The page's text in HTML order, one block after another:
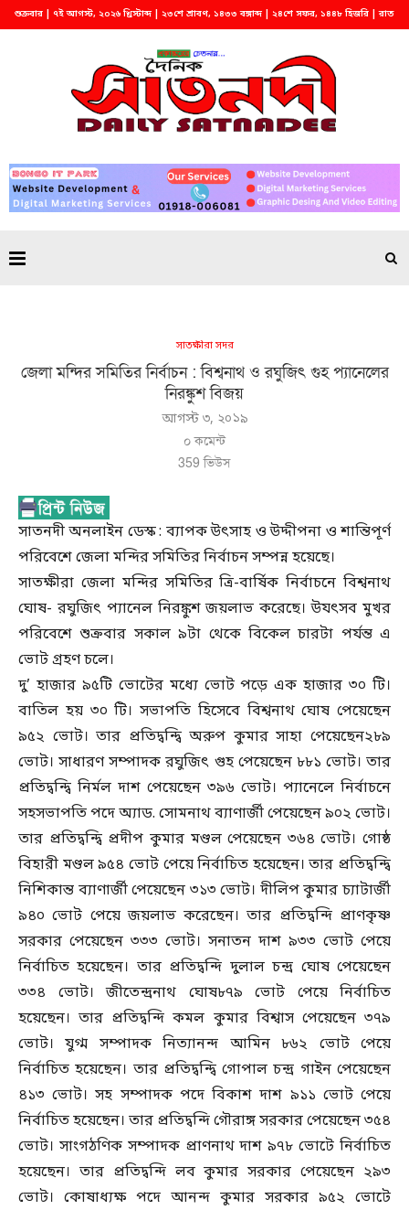
শুক্রবার | ৭ই আগস্ট, ২০২৬ খ্রিস্টাব্দ | ২৩শে শ্রাবণ, ১৪৩৩ বঙ্গাব্দ | ২৪শে সফর, ১৪৪৮ হিজরি | রাত
সাতক্ষীরা সদর
জেলা মন্দির সমিতির নির্বাচন : বিশ্বনাথ ও রঘুজিৎ গুহ প্যানেলের
নিরঙ্কুশ বিজয়
আগস্ট ৩, ২০১৯
০ কমেন্ট
359 ভিউস
সাতনদী অনলাইন ডেস্ক : ব্যাপক উৎসাহ ও উদ্দীপনা ও শান্তিপূর্ণ
পরিবেশে জেলা মন্দির সমিতির নির্বাচন সম্পন্ন হয়েছে।
সাতক্ষীরা জেলা মন্দির সমিতির ত্রি-বার্ষিক নির্বাচনে বিশ্বনাথ
ঘোষ- রঘুজিৎ প্যানেল নিরঙ্কুশ জয়লাভ করেছে। উযৎসব মুখর
পরিবেশে শুক্রবার সকাল ৯টা থেকে বিকেল চারটা পর্যন্ত এ
ভোট গ্রহণ চলে।
দু’ হাজার ৯৫টি ভোটের মধ্যে ভোট পড়ে এক হাজার ৩০ টি।
বাতিল হয় ৩০ টি। সভাপতি হিসেবে বিশ্বনাথ ঘোষ পেয়েছেন
৯৫২ ভোট। তার প্রতিদ্বন্দ্বি অরুপ কুমার সাহা পেয়েছেন২৮৯
ভোট। সাধারণ সম্পাদক রঘুজিৎ গুহ পেয়েছেন ৮৮১ ভোট। তার
প্রতিদ্বন্দ্বি নির্মল দাশ পেয়েছেন ৩৯৬ ভোট। প্যানেলে নির্বাচনে
সহসভাপতি পদে অ্যাড. সোমনাথ ব্যাণার্জী পেয়েছেন ৯০২ ভোট।
তার প্রতিদ্বন্দ্বি প্রদীপ কুমার মণ্ডল পেয়েছেন ৩৬৪ ভোট। গোষ্ঠ
বিহারী মণ্ডল ৯৫৪ ভোট পেয়ে নির্বাচিত হয়েছেন। তার প্রতিদ্বন্দ্বি
নিশিকান্ত ব্যাণার্জী পেয়েছেন ৩১৩ ভোট। দীলিপ কুমার চ্যাটার্জী
৯৪০ ভোট পেয়ে জয়লাভ করেছেন। তার প্রতিদ্বন্দি প্রাণকৃষ্ণ
সরকার পেয়েছেন ৩৩৩ ভোট। সনাতন দাশ ৯৩৩ ভোট পেয়ে
নির্বাচিত হয়েছেন। তার প্রতিদ্বন্দি দুলাল চন্দ্র ঘোষ পেয়েছেন
৩৩৪ ভোট। জীতেন্দ্রনাথ ঘোষ৮৭৯ ভোট পেয়ে নির্বাচিত
হয়েছেন। তার প্রতিদ্বন্দি কমল কুমার বিশ্বাস পেয়েছেন ৩৭৯
ভোট। যুগ্ম সম্পাদক নিত্যানন্দ আমিন ৮৬২ ভোট পেয়ে
নির্বাচিত হয়েছেন। তার প্রতিদ্বন্দ্বি গোপাল চন্দ্র গাইন পেয়েছেন
৪১৩ ভোট। সহ সম্পাদক পদে বিকাশ দাশ ৯১১ ভোট পেয়ে
নির্বাচিত হয়েছেন। তার প্রতিদ্বন্দি গৌরাঙ্গ সরকার পেয়েছেন ৩৫৪
ভোট। সাংগঠণিক সম্পাদক প্রাণনাথ দাশ ৯৭৮ ভোটে নির্বাচিত
হয়েছেন। তার প্রতিদ্বন্দি লব কুমার সরকার পেয়েছেন ২৯৩
ভোট। কোষাধ্যক্ষ পদে আনন্দ কুমার সরকার ৯৫২ ভোটে